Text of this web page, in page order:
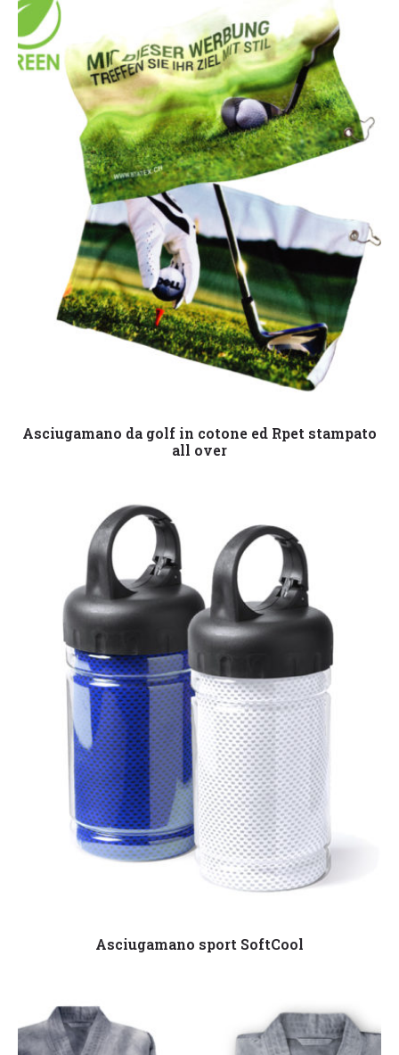
Leggi tutto
Asciugamano da golf in cotone ed Rpet stampato
all over
Leggi tutto
Asciugamano sport SoftCool